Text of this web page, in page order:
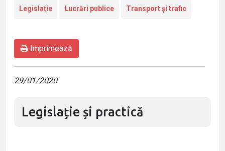
Legislație Lucrări publice Transport și trafic
Imprimează
29/01/2020
Legislație și practică